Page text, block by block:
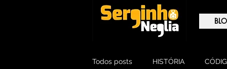
Todos posts HISTÓRIA